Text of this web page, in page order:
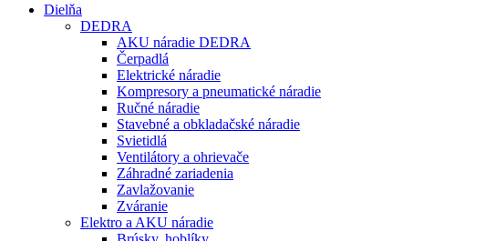
Dielňa
DEDRA
AKU náradie DEDRA
Čerpadlá
Elektrické náradie
Kompresory a pneumatické náradie
Ručné náradie
Stavebné a obkladačské náradie
Svietidlá
Ventilátory a ohrievače
Záhradné zariadenia
Zavlažovanie
Zváranie
Elektro a AKU náradie